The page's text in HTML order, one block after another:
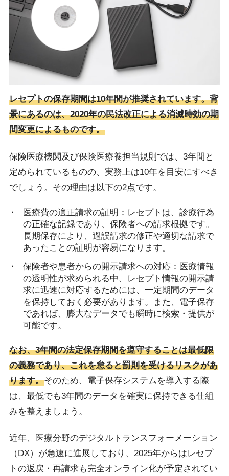
レセプトの保存期間は10年間が推奨されています。背
景にあるのは、2020年の民法改正による消滅時効の期
間変更によるものです。
保険医療機関及び保険医療養担当規則では、3年間と
定められているものの、実務上は10年を目安にすべき
でしょう。その理由は以下の2点です。
医療費の適正請求の証明：レセプトは、診療行為
の正確な記録であり、保険者への請求根拠です。
長期保存により、過誤請求の修正や適切な請求で
あったことの証明が容易になります。
保険者や患者からの開示請求への対応：医療情報
の透明性が求められる中、レセプト情報の開示請
求に迅速に対応するためには、一定期間のデータ
を保持しておく必要があります。また、電子保存
であれば、膨大なデータでも瞬時に検索・提供が
可能です。
なお、3年間の法定保存期間を遵守することは最低限
の義務であり、これを怠ると罰則を受けるリスクがあ
ります。そのため、電子保存システムを導入する際
は、最低でも3年間のデータを確実に保持できる仕組
みを整えましょう。
近年、医療分野のデジタルトランスフォーメーション
（DX）が急速に進展しており、2025年からはレセプ
トの返戻・再請求も完全オンライン化が予定されてい